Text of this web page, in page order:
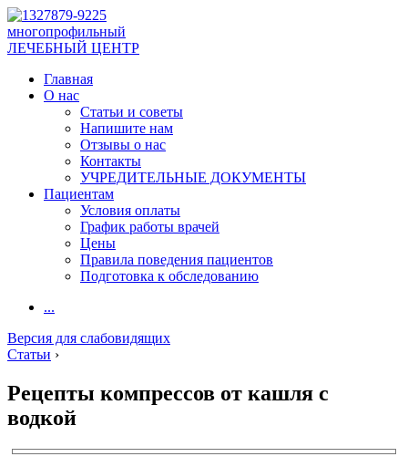
многопрофильный
ЛЕЧЕБНЫЙ ЦЕНТР
Главная
О нас
Статьи и советы
Напишите нам
Отзывы о нас
Контакты
УЧРЕДИТЕЛЬНЫЕ ДОКУМЕНТЫ
Пациентам
Условия оплаты
График работы врачей
Цены
Правила поведения пациентов
Подготовка к обследованию
...
Версия для слабовидящих
Статьи ›
Рецепты компрессов от кашля с
водкой